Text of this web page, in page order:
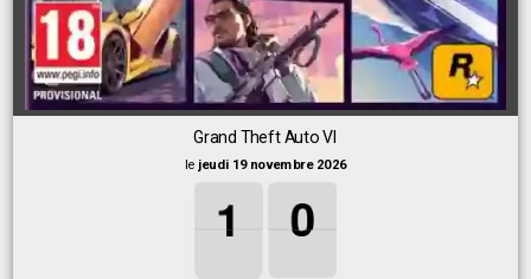
Grand Theft Auto VI
le jeudi 19 novembre 2026
1
1
1
1 0
0
0
0